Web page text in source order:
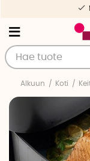
Alkuun Koti